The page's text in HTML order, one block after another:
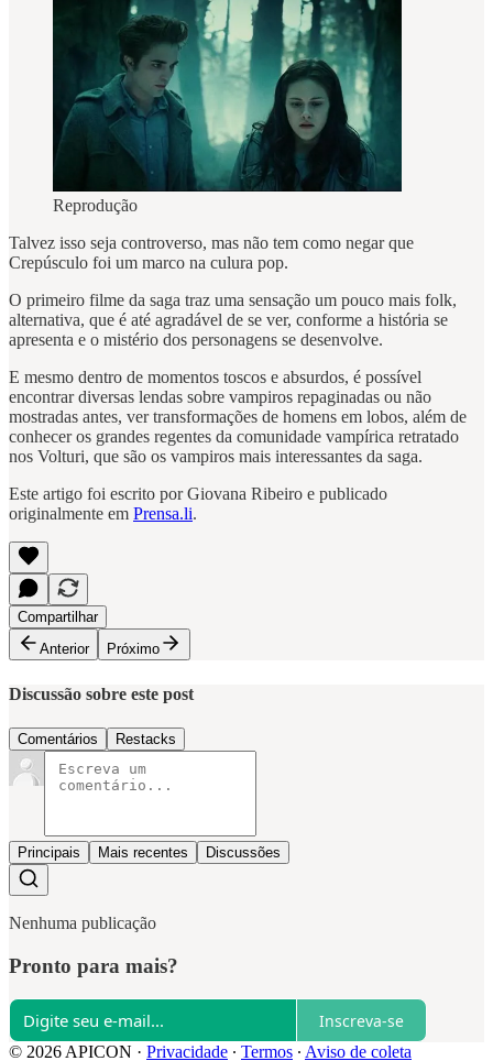
Reprodução
Talvez isso seja controverso, mas não tem como negar que
Crepúsculo foi um marco na culura pop.
O primeiro filme da saga traz uma sensação um pouco mais folk,
alternativa, que é até agradável de se ver, conforme a história se
apresenta e o mistério dos personagens se desenvolve.
E mesmo dentro de momentos toscos e absurdos, é possível
encontrar diversas lendas sobre vampiros repaginadas ou não
mostradas antes, ver transformações de homens em lobos, além de
conhecer os grandes regentes da comunidade vampírica retratado
nos Volturi, que são os vampiros mais interessantes da saga.
Este artigo foi escrito por Giovana Ribeiro e publicado
originalmente em Prensa.li.
Compartilhar
Anterior
Próximo
Discussão sobre este post
Comentários Restacks
Principais Mais recentes Discussões
Nenhuma publicação
Pronto para mais?
Inscreva-se
© 2026 APICON · Privacidade ∙ Termos ∙ Aviso de coleta